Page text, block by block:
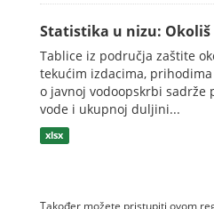
Statistika u nizu: Okoliš
Tablice iz područja zaštite
tekućim izdacima,
o javnoj vodoopskrbi sadrže
vode i ukupnoj duljini...
xlsx
Također možete pristupiti ovom